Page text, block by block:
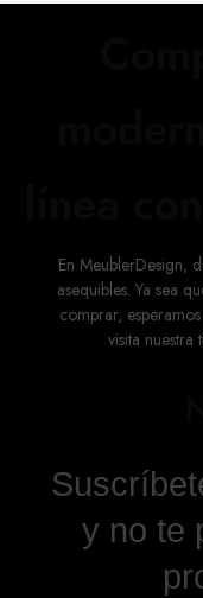
En MeublerDesign,
asequibles. Ya sea
comprar,
visita nuestra
y no te